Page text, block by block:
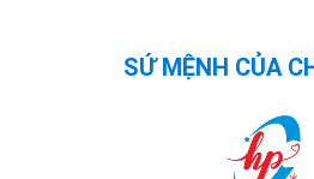
SỨ MỆNH CỦA